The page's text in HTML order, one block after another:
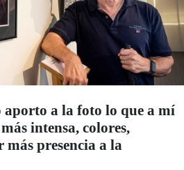
a la foto lo que a mí
intensa, colores,
presencia a la